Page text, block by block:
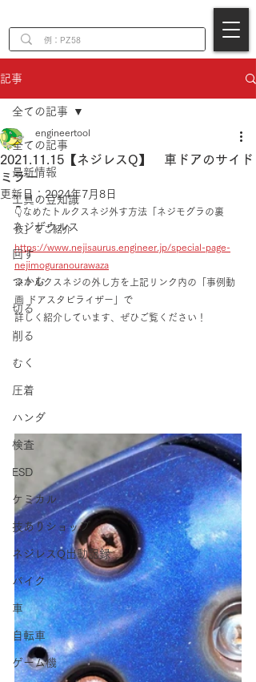
記事
全ての記事
最新情報
工具の豆知識
ネジザウルス
回す
つかむ
切る
削る
むく
圧着
ハンダ
検査
ESD
ケミカル
技ありショップ
ネジレスQ出動記録
バイク
車
自転車
ゲーム機
全ての記事
2021.11.15【ネジレスQ】 車ドアのサイド
ミラー
engineertool
更新日： 2024年7月8日
👇なめたトルクスネジ外す方法「ネジモグラの裏
技」をご紹介
https://www.nejisaurus.engineer.jp/special-page-
nejimoguranourawaza
※トルクスネジの外し方を上記リンク内の「事例動
画 ドアスタビライザー」で
詳しく紹介しています、ぜひご覧ください！